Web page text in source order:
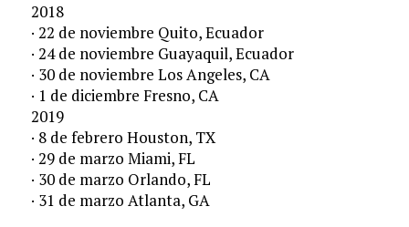
2018
· 22 de noviembre Quito, Ecuador
· 24 de noviembre Guayaquil, Ecuador
· 30 de noviembre Los Angeles, CA
· 1 de diciembre Fresno, CA
2019
· 8 de febrero Houston, TX
· 29 de marzo Miami, FL
· 30 de marzo Orlando, FL
· 31 de marzo Atlanta, GA